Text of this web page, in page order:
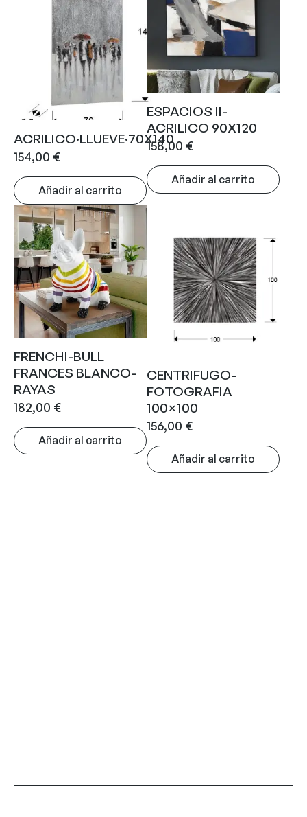
ACRILICO·LLUEVE·70X140
154,00 €
Añadir al carrito
ESPACIOS II-
ACRILICO 90X120
158,00 €
Añadir al carrito
FRENCHI-BULL
FRANCES BLANCO-
RAYAS
182,00 €
Añadir al carrito
CENTRIFUGO-
FOTOGRAFIA
100×100
156,00 €
Añadir al carrito